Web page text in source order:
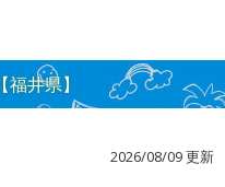
井県】
2026/08/09 更新